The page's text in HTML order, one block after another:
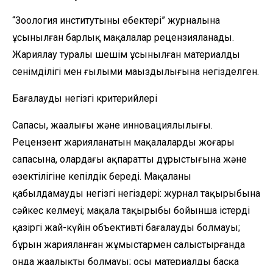
“Зоология институтының еңбектері” журналына
ұсынылған барлық мақалалар рецензияланады.
Жариялау туралы шешім ұсынылған материалдың
сенімділігі мен ғылыми маңыздылығына негізделген.
Бағалаудың негізгі критерийлері
Сапасы, жаңалығы және инновациялылығы.
Рецензент жарияланатын мақалалардың жоғары
сапасына, олардағы ақпараттың дұрыстығына және
өзектілігіне кепілдік береді. Мақаланы
қабылдамаудың негізгі негіздері: журнал тақырыбына
сәйкес келмеуі; мақала тақырыбы бойынша істердің
қазіргі жай-күйін объективті бағалаудың болмауы;
бұрын жарияланған жұмыстармен салыстырғанда
онда жаңалықтың болмауы; осы материалды басқа